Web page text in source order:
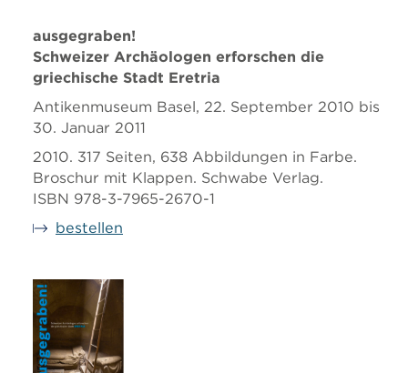
ausgegraben!
Schweizer Archäologen erforschen die
griechische Stadt Eretria
Antikenmuseum Basel, 22. September 2010 bis
30. Januar 2011
2010. 317 Seiten, 638 Abbildungen in Farbe.
Broschur mit Klappen. Schwabe Verlag.
ISBN 978-3-7965-2670-1
bestellen